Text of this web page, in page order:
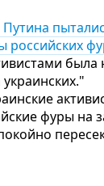
российских
была
фуры на